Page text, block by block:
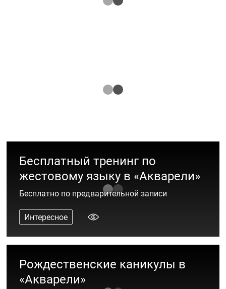
Бесплатный тренинг по
жестовому языку в «Акварели»
Бесплатно по предварительной записи
Интересное
Рождественские каникулы в
«Акварели»